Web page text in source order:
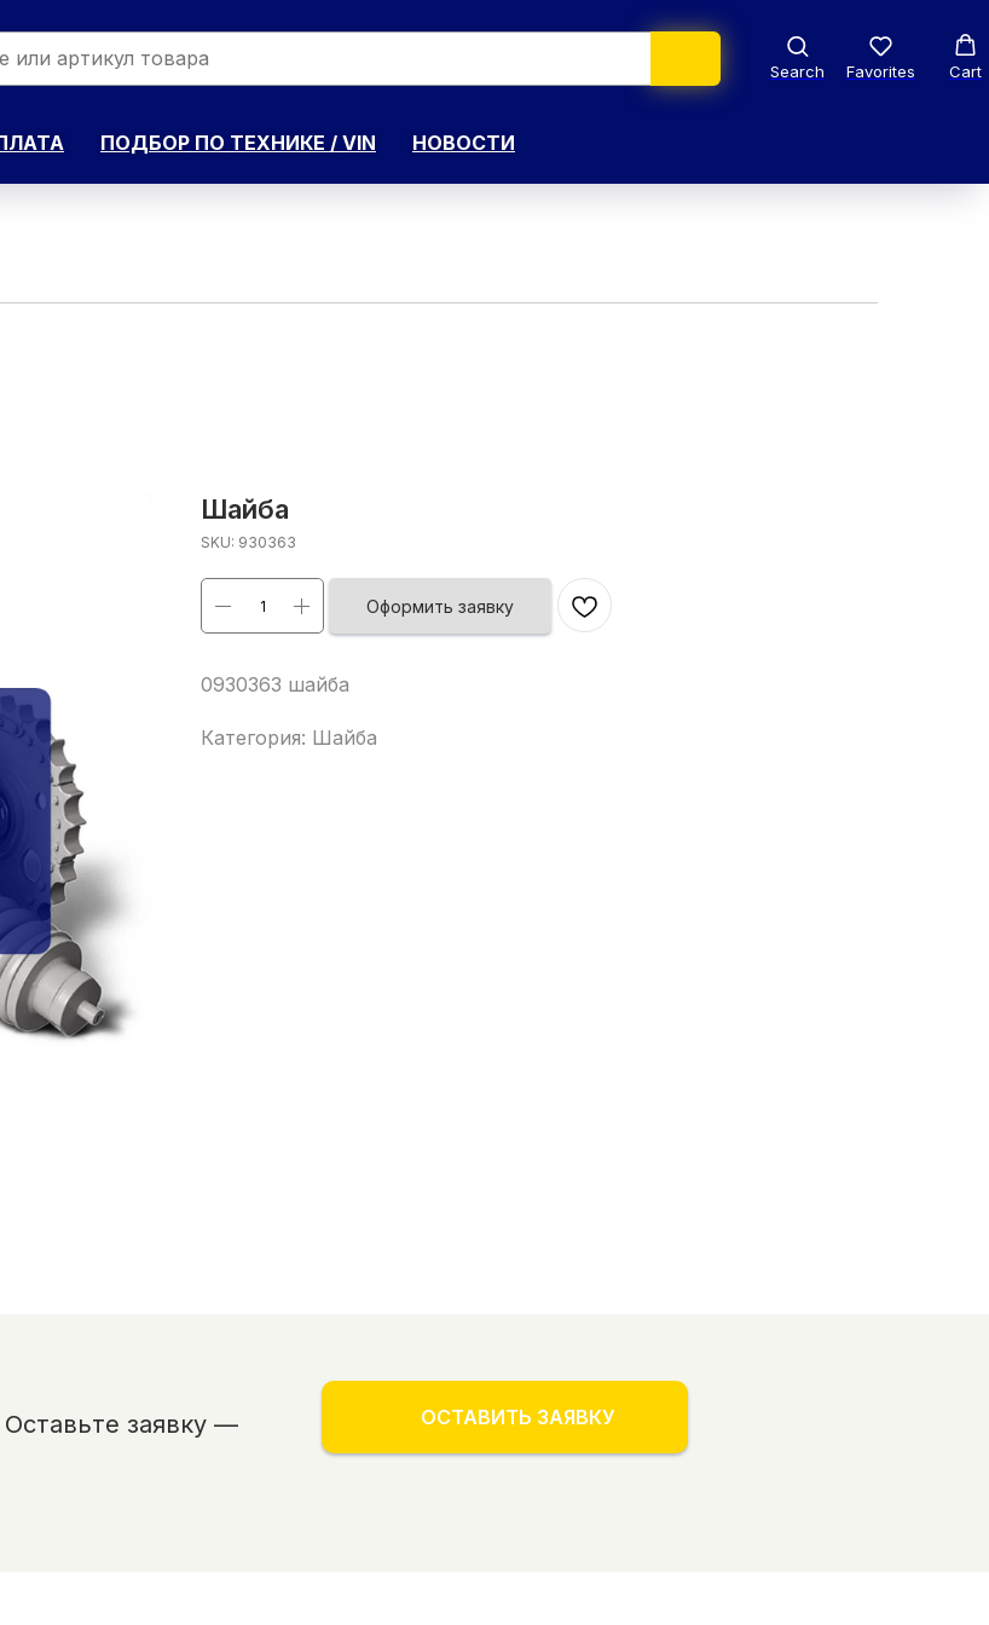
Search Favorites Cart
ПОДБОР ПО ТЕХНИКЕ / VIN НОВОСТИ
Шайба
SKU: 930363
Оформить заявку
0930363 шайба
Категория: Шайба
заявку —
ОСТАВИТЬ ЗАЯВКУ